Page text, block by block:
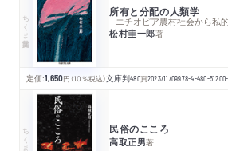
ちくま学芸文庫 所有と分配の人類学
─エチオピア農村社会から私
松村圭一郎著
定価:1,650円 （10％税込）文庫判480頁2023/11/09978-4-480-
ちくま学芸文庫 民俗のこころ
高取正男著